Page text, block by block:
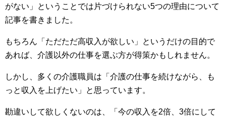
がない」ということでは片づけられない5つの理由について
記事を書きました。
もちろん「ただただ高収入が欲しい」というだけの目的で
あれば、介護以外の仕事を選ぶ方が得策かもしれません。
しかし、多くの介護職員は「介護の仕事を続けながら、も
っと収入を上げたい」と思っています。
勘違いして欲しくないのは、「今の収入を2倍、3倍にして